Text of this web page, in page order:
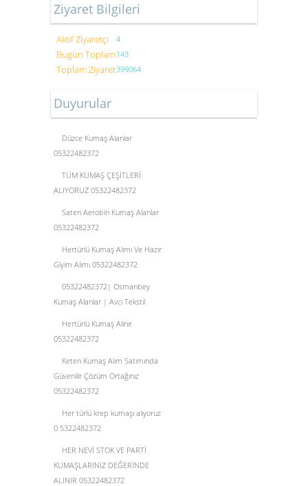
Ziyaret Bilgileri
Aktif Ziyaretçi 4
Bugün Toplam143
Toplam Ziyaret399064
Duyurular
Düzce Kumaş Alanlar
05322482372
TÜM KUMAŞ ÇEŞİTLERİ
ALIYORUZ 05322482372
Saten Aerobin Kumaş Alanlar
05322482372
Hertürlü Kumaş Alımı Ve Hazır
Giyim Alımı 05322482372
05322482372| Osmanbey
Kumaş Alanlar | Avcı Tekstil
Hertürlü Kumaş Alınır
05322482372
Keten Kumaş Alım Satımında
Güvenilir Çözüm Ortağınız
05322482372
Her türlü krep kumaşı alıyoruz
0 5322482372
HER NEVİ STOK VE PARTİ
KUMAŞLARINIZ DEĞERİNDE
ALINIR 05322482372